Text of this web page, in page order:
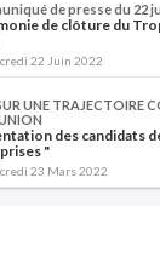
de presse du 22
de clôture du
22 Juin 2022
UNE TRAJECTOIRE
des candidats
"
23 Mars 2022